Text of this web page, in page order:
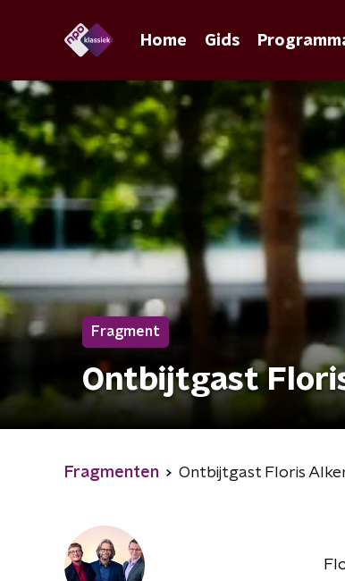
Home Gids
Fragment
Ontbijtgast
Fragmenten Ontbijtgast Floris